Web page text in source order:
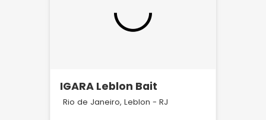
IGARA Leblon Bait
Rio de Janeiro, Leblon - RJ